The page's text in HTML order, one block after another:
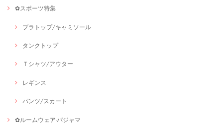
✿スポーツ特集
ブラトップ/キャミソール
タンクトップ
Ｔシャツ/アウター
レギンス
パンツ/スカート
✿ルームウェア·パジャマ